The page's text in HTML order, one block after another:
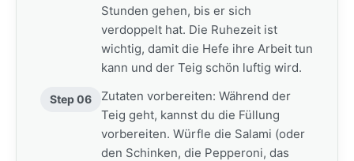
Stunden gehen, bis er sich
verdoppelt hat. Die Ruhezeit ist
wichtig, damit die Hefe ihre Arbeit tun
kann und der Teig schön luftig wird.
Step 06
Zutaten vorbereiten: Während der
Teig geht, kannst du die Füllung
vorbereiten. Würfle die Salami (oder
den Schinken, die Pepperoni, das